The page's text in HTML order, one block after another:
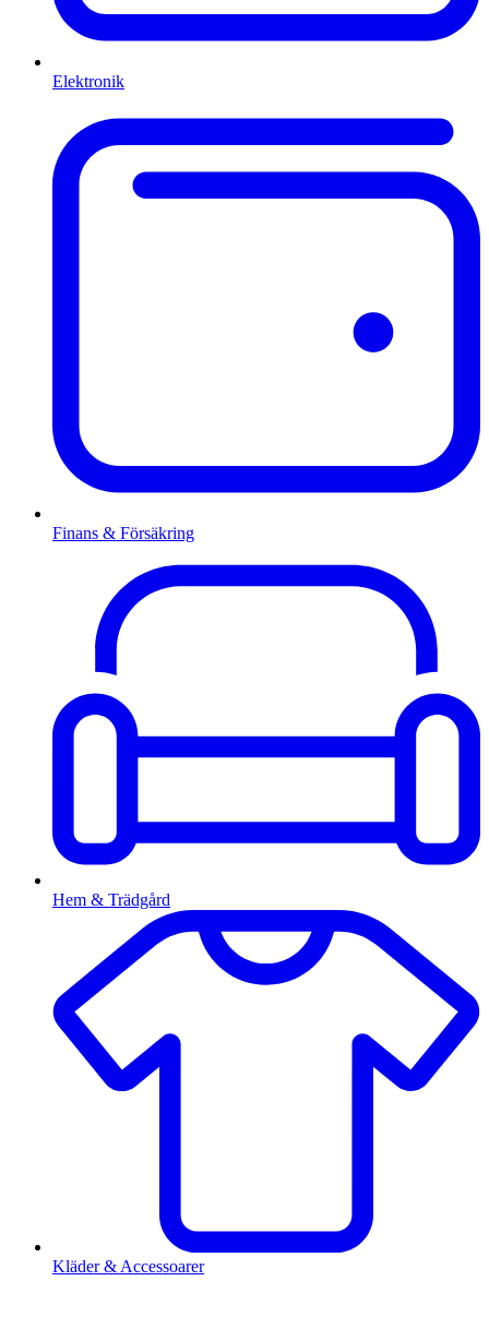
Elektronik
Finans & Försäkring
Hem & Trädgård
Kläder & Accessoarer